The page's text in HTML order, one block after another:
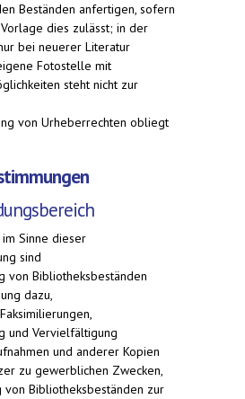
Beständen anfertigen, sofern
dies zulässt; in der
bei neuerer Literatur
Fotostelle mit
steht nicht zur
von Urheberrechten obliegt
Sinne dieser
sind
von Bibliotheksbeständen
dazu,
und Vervielfältigung
und anderer Kopien
zu gewerblichen Zwecken,
Bibliotheksbeständen zur